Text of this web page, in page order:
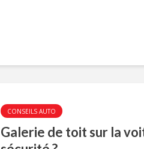
CONSEILS AUTO
Galerie de toit sur la